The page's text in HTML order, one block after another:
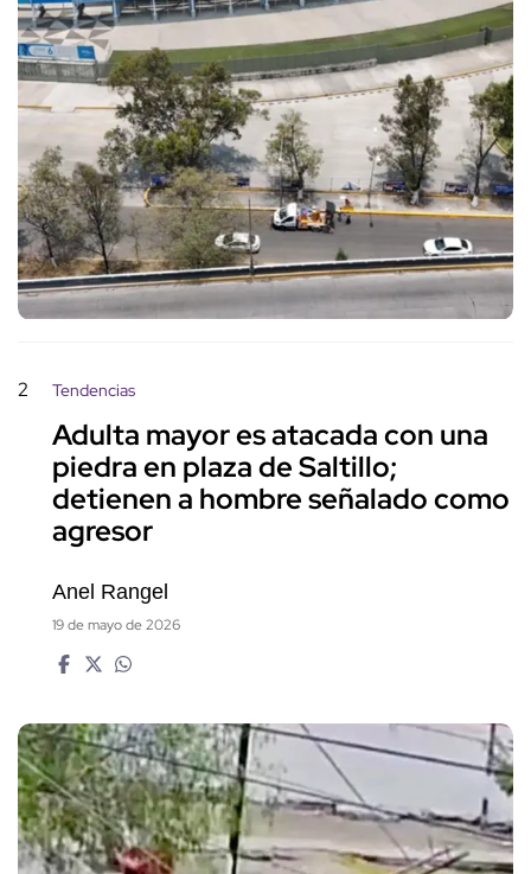
2 Tendencias
Adulta mayor es atacada con una
piedra en plaza de Saltillo;
detienen a hombre señalado como
agresor
Anel Rangel
19 de mayo de 2026